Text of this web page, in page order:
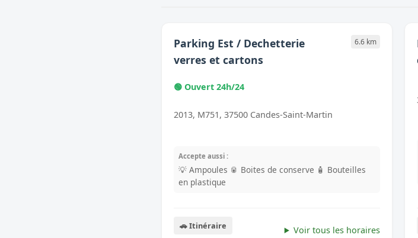
Parking Est / Dechetterie
verres et cartons
6.6 km
🟢 Ouvert 24h/24
2013, M751, 37500 Candes-Saint-Martin
Accepte aussi :
💡 Ampoules 🥫 Boites de conserve 🧴 Bouteilles
en plastique
🚗 Itinéraire Voir tous les horaires